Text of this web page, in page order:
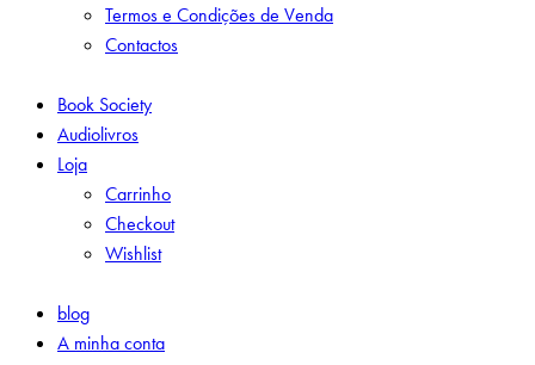
Termos e Condições de Venda
Contactos
Book Society
Audiolivros
Loja
Carrinho
Checkout
Wishlist
blog
A minha conta